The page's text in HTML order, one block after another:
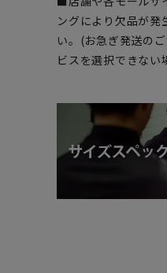
ングにより欠品が
い。(お急ぎ発送の
ビスを選択できない